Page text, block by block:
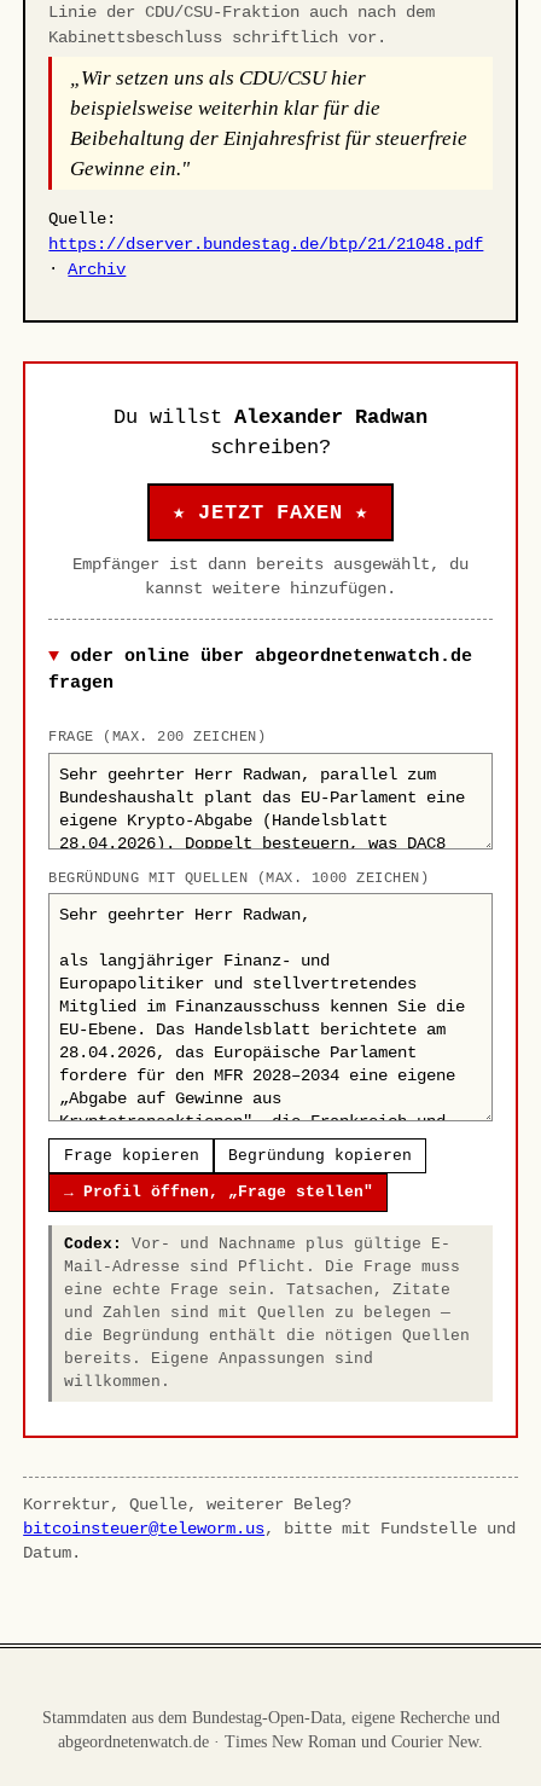
Linie der CDU/CSU-Fraktion auch nach dem
Kabinettsbeschluss schriftlich vor.
„Wir setzen uns als CDU/CSU hier
beispielsweise weiterhin klar für die
Beibehaltung der Einjahresfrist für steuerfreie
Gewinne ein."
Quelle:
https://dserver.bundestag.de/btp/21/21048.pdf
·Archiv
Du willst Alexander Radwan
schreiben?
★ JETZT FAXEN ★
Empfänger ist dann bereits ausgewählt, du
kannst weitere hinzufügen.
oder online über abgeordnetenwatch.de
fragen
FRAGE (MAX. 200 ZEICHEN)
BEGRÜNDUNG MIT QUELLEN (MAX. 1000 ZEICHEN)
Frage kopieren Begründung kopieren
→ Profil öffnen, „Frage stellen"
Codex:
Vor- und Nachname plus gültige E-
Mail-Adresse sind Pflicht. Die Frage muss
eine echte Frage sein. Tatsachen, Zitate
und Zahlen sind mit Quellen zu belegen —
die Begründung enthält die nötigen Quellen
bereits. Eigene Anpassungen sind
willkommen.
Korrektur, Quelle, weiterer Beleg?
bitcoinsteuer@teleworm.us, bitte mit Fundstelle und
Datum.
Stammdaten aus dem Bundestag-Open-Data, eigene Recherche und
abgeordnetenwatch.de · Times New Roman und Courier New.